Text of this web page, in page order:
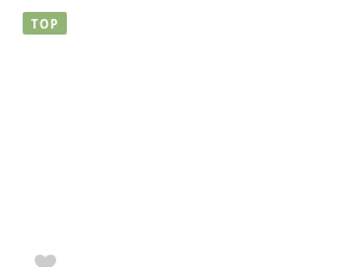
TOP